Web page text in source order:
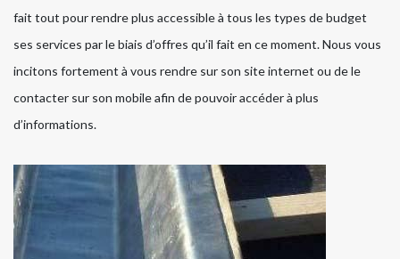
fait tout pour rendre plus accessible à tous les types de budget
ses services par le biais d’offres qu’il fait en ce moment. Nous vous
incitons fortement à vous rendre sur son site internet ou de le
contacter sur son mobile afin de pouvoir accéder à plus
d’informations.